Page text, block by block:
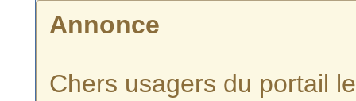
Annonce
Chers usagers du portail